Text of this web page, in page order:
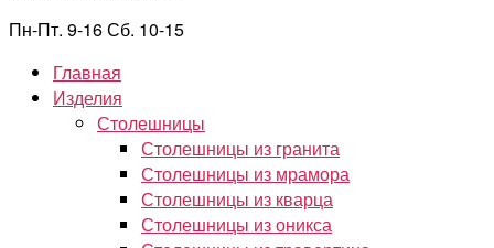
Пн-Пт. 9-16 Сб. 10-15
Главная
Изделия
Столешницы
Столешницы из гранита
Столешницы из мрамора
Столешницы из кварца
Столешницы из оникса